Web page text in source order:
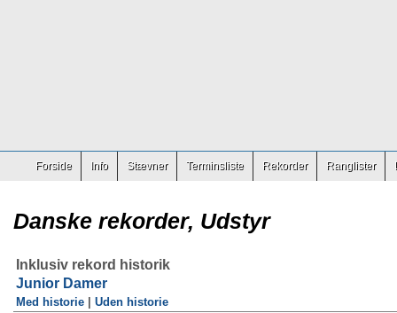
Forside Info Stævner Terminsliste Rekorder Ranglister
Danske rekorder, Udstyr
Inklusiv rekord historik
Junior Damer
Med historie
Uden historie